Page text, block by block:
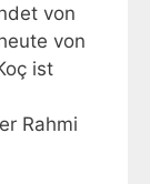
von
von
ist
Rahmi